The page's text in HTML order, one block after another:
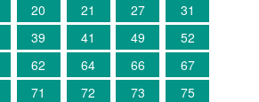
20 21 27
31
39 41 49
52
62 64 66
67
71 72 73
75